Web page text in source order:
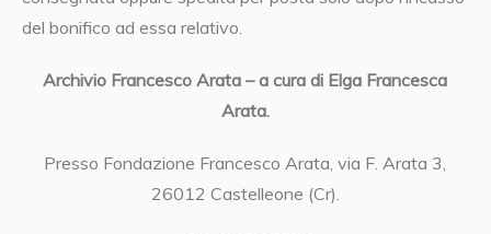
del bonifico ad essa relativo.
Archivio Francesco Arata – a cura di Elga Francesca
Arata.
Presso Fondazione Francesco Arata, via F. Arata 3,
26012 Castelleone (Cr).